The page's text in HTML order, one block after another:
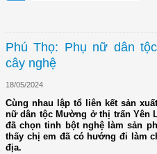
Phú Thọ: Phụ nữ dân
cây nghệ
18/05/2024
Cùng nhau lập tổ liên kết sản
nữ dân tộc Mường ở thị trấn Yên
đã chọn tinh bột nghệ làm sản
thấy chị em đã có hướng đi làm
địa.